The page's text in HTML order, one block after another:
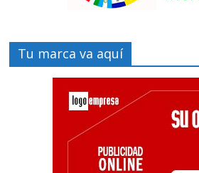
Tu marca va aquí